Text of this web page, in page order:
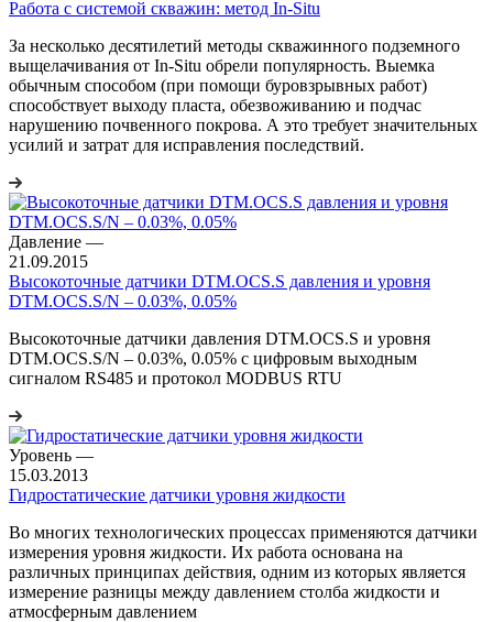
Работа с системой скважин: метод In-Situ
За несколько десятилетий методы скважинного подземного
выщелачивания от In-Situ обрели популярность. Выемка
обычным способом (при помощи буровзрывных работ)
способствует выходу пласта, обезвоживанию и подчас
нарушению почвенного покрова. А это требует значительных
усилий и затрат для исправления последствий.
Давление —
21.09.2015
Высокоточные датчики DTM.OCS.S давления и уровня
DTM.OCS.S/N – 0.03%, 0.05%
Высокоточные датчики давления DTM.OCS.S и уровня
DTM.OCS.S/N – 0.03%, 0.05% с цифровым выходным
сигналом RS485 и протокол MODBUS RTU
Уровень —
15.03.2013
Гидростатические датчики уровня жидкости
Во многих технологических процессах применяются датчики
измерения уровня жидкости. Их работа основана на
различных принципах действия, одним из которых является
измерение разницы между давлением столба жидкости и
атмосферным давлением